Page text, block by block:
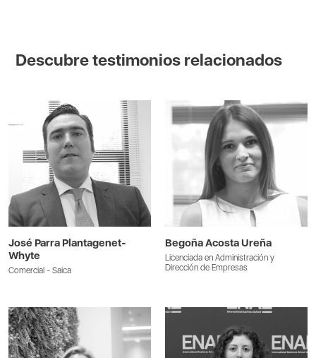
Descubre testimonios relacionados
José Parra Plantagenet-
Whyte
Comercial - Saica
Begoña Acosta Ureña
Licenciada en Administración y
Dirección de Empresas